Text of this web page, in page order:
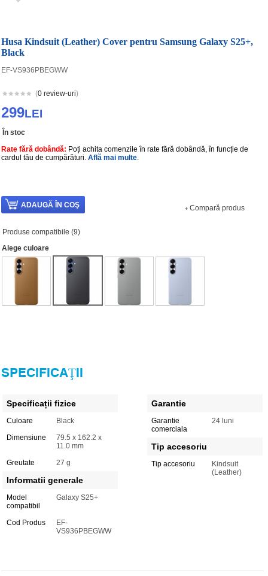
Husa Kindsuit (Leather) Cover pentru Samsung Galaxy S25+,
Black
EF-VS936PBEGWW
(0 review-uri)
299LEI
În stoc
Rate fără dobândă: Poți achita comenzile în rate fără dobândă, în funcție de
cardul tău de cumpărături.Află mai multe.
Compară produs
Produse compatibile (9)
Alege culoare
SPECIFICAŢII
Specificații fizice
Culoare
Black
Dimensiune
79.5 x 162.2 x
11.0 mm
Greutate
27 g
Informatii generale
Model
compatibil
Galaxy S25+
Cod Produs
EF-
VS936PBEGWW
Garantie
Garantie
comerciala
24 luni
Tip accesoriu
Tip accesoriu
Kindsuit
(Leather)